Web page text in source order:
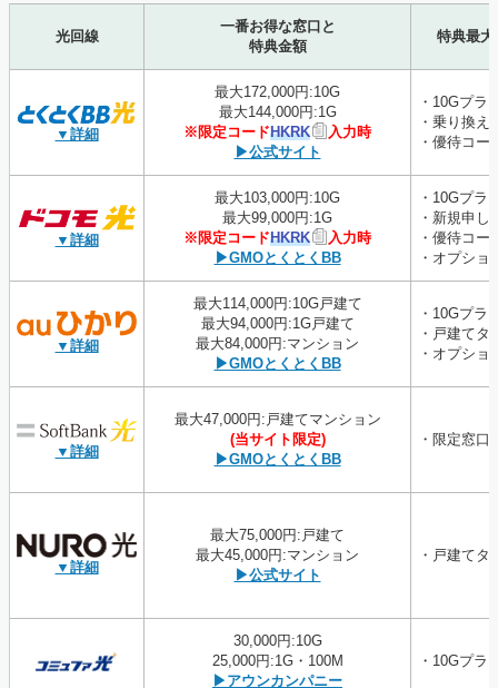
光回線
一番お得な窓口と
特典金額
特典最
▼詳細
最大172,000円:10G
最大144,000円:1G
※限定コードHKRK
入力時
▶公式サイト
・10Gプラ
・乗り換え
・優待コー
▼詳細
最大103,000円:10G
最大99,000円:1G
※限定コードHKRK
入力時
▶GMOとくとくBB
・10Gプラ
・新規申し
・優待コー
・オプショ
▼詳細
最大114,000円:10G戸建て
最大94,000円:1G戸建て
最大84,000円:マンション
▶GMOとくとくBB
・10Gプラ
・戸建てタ
・オプショ
▼詳細
最大47,000円:戸建てマンション
(当サイト限定)
▶GMOとくとくBB
・限定窓口
▼詳細
最大75,000円:戸建て
最大45,000円:マンション
▶公式サイト
・戸建てタ
30,000円:10G
25,000円:1G・100M
▶アウンカンパニー
・10Gプラ